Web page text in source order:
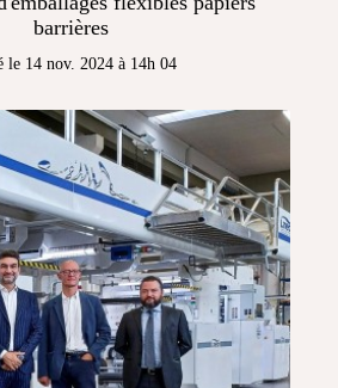
barrières
le 14 nov. 2024 à 14h 04